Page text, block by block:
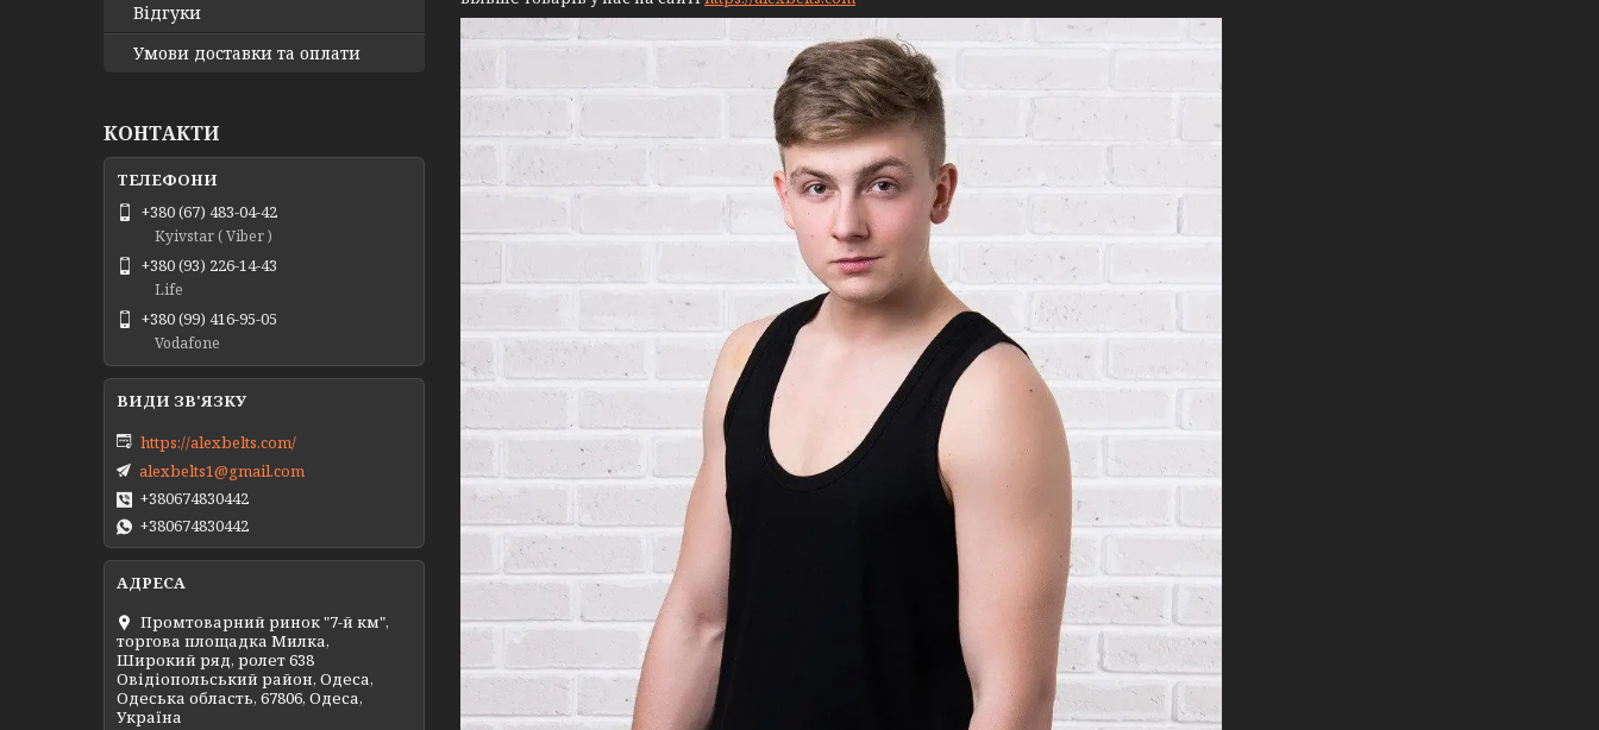
Відгуки
Умови доставки та оплати
КОНТАКТИ
+380 (67) 483-04-42
Kyivstar ( Viber )
+380 (93) 226-14-43
Life
+380 (99) 416-95-05
Vodafone
https://alexbelts.com/
alexbelts1@gmail.com
+380674830442
+380674830442
Промтоварний ринок "7-й км",
торгова площадка Милка,
Широкий ряд, ролет 638
Овідіопольський район, Одеса,
Одеська область, 67806, Одеса,
Україна